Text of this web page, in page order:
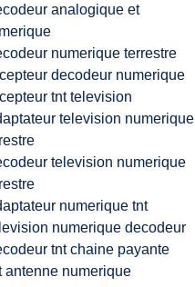
analogique et
numerique terrestre
decodeur numerique
tnt television
television numerique
television numerique
numerique tnt
numerique decodeur
tnt chaine payante
antenne numerique